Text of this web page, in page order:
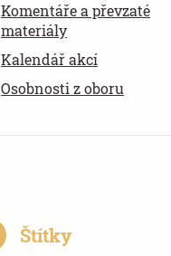
Komentáře a převzaté
materiály
Kalendář akcí
Osobnosti z oboru
Štítky